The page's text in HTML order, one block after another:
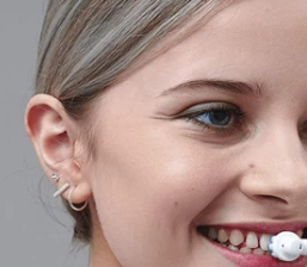
очистка, быстрое
к
для достижения
круглая щетка марки